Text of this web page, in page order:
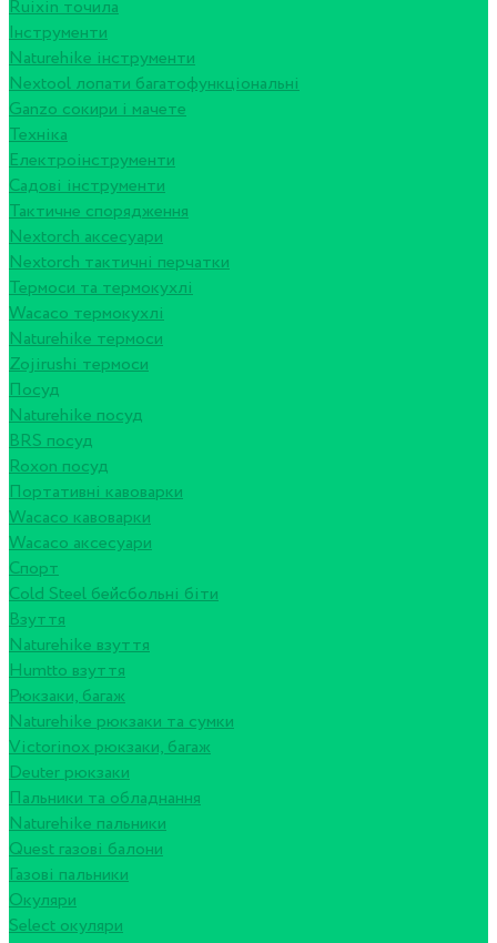
Ruixin точила
Інструменти
Naturehike інструменти
Nextool лопати багатофункціональні
Ganzo сокири і мачете
Техніка
Електроінструменти
Садові інструменти
Тактичне спорядження
Nextorch аксесуари
Nextorch тактичні перчатки
Термоси та термокухлі
Wacaco термокухлі
Naturehike термоси
Zojirushi термоси
Посуд
Naturehike посуд
BRS посуд
Roxon посуд
Портативні кавоварки
Wacaco кавоварки
Wacaco аксесуари
Спорт
Cold Steel бейсбольні біти
Взуття
Naturehike взуття
Humtto взуття
Рюкзаки, багаж
Naturehike рюкзаки та сумки
Victorinox рюкзаки, багаж
Deuter рюкзаки
Пальники та обладнання
Naturehike пальники
Quest газові балони
Газові пальники
Окуляри
Select окуляри